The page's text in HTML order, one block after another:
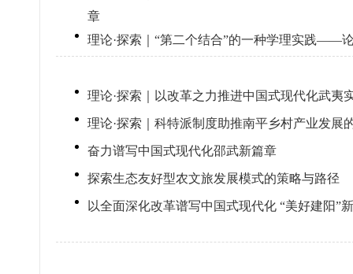
章
理论·探索｜“第二个结合”的一种学理实践——
理论·探索｜以改革之力推进中国式现代化武夷
理论·探索｜科特派制度助推南平乡村产业发展
奋力谱写中国式现代化邵武新篇章
探索生态友好型农文旅发展模式的策略与路径
以全面深化改革谱写中国式现代化 “美好建阳”